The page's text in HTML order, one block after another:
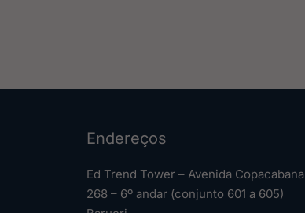
Endereços
Ed Trend Tower – Avenida Copacabana
268 – 6º andar (conjunto 601 a 605)